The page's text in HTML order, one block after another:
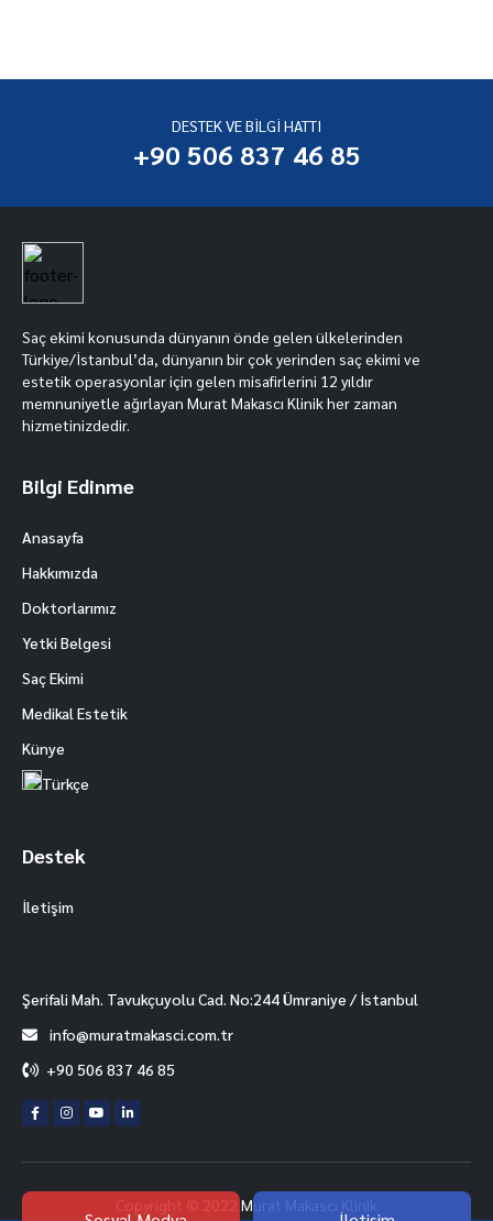
Instagram
Youtube
Mail
DESTEK VE BILGI HATTI
+90 506 837 46 85
Saç ekimi konusunda dünyanın önde gelen ülkelerinden
Türkiye/İstanbul’da, dünyanın bir çok yerinden saç ekimi ve
estetik operasyonlar için gelen misafirlerini 12 yıldır
memnuniyetle ağırlayan Murat Makascı Klinik her zaman
hizmetinizdedir.
Bilgi Edinme
Anasayfa
Hakkımızda
Doktorlarımız
Yetki Belgesi
Saç Ekimi
Medikal Estetik
Künye
Türkçe
Destek
İletişim
Şerifali Mah. Tavukçuyolu Cad. No:244 Ümraniye / İstanbul
info@muratmakasci.com.tr
+90 506 837 46 85
Copyright © 2022 Murat Makascı Klinik